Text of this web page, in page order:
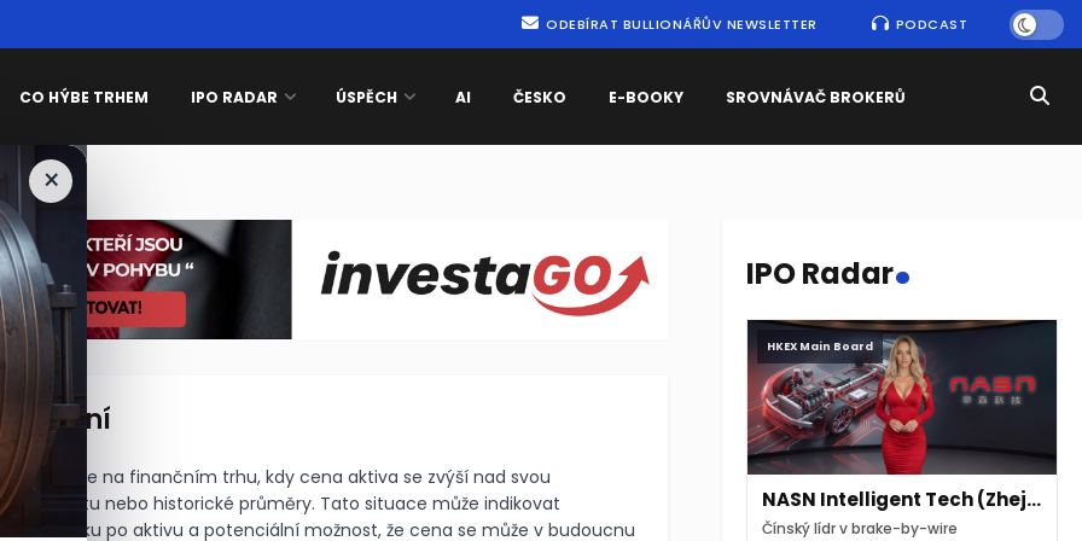
ODEBÍRAT BULLIONÁŘŮV NEWSLETTER PODCAST
CO HÝBE TRHEM IPO RADAR ÚSPĚCH AI ČESKO E-BOOKY SROVNÁVAČ BROKERŮ
×
blocked
je situace na finančním trhu, kdy cena aktiva se zvýší nad svou
hodnotu nebo historické průměry. Tato situace může indikovat
poptávku po aktivu a potenciální možnost, že cena se může v budoucnu
IPO Radar.
HKEX Main Board
NASN Intelligent Tech (Zhejiang)
Čínský lídr v brake-by-wire